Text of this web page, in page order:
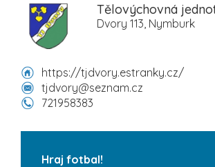
Tělovýchovná
Dvory 113, Nymburk
https://tjdvory.estranky.cz/
tjdvory@seznam.cz
721958383
Hraj fotbal!